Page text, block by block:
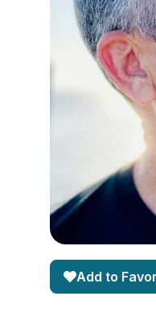
Add to